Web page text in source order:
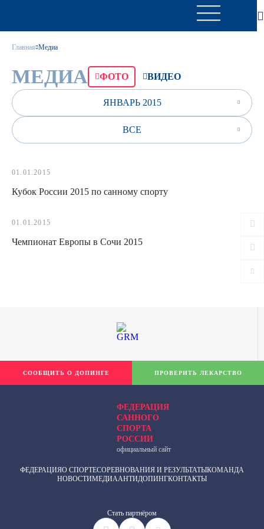
Главная Медиа
МЕДИА ФОТО ВИДЕО
ЯНВАРЬ 2015
ВСЕ
01.01.2015
Кубок России 2015 по санному спорту
01.01.2015
Чемпионат Европы в Сочи 2015
ФЕДЕРАЦИЯ
САННОГО
СПОРТА
РОССИИ
официальный сайт
ФЕДЕРАЦИЯО СПОРТЕСОРЕВНОВАНИЯ И РЕЗУЛЬТАТЫКОМАНДА
НОВОСТИМЕДИААНТИДОПИНГКОНТАКТЫ
Cтать партнёром
СООБЩИТЬ О ДОПИНГЕ ПРОВЕРИТЬ ЛЕКАРСТВО